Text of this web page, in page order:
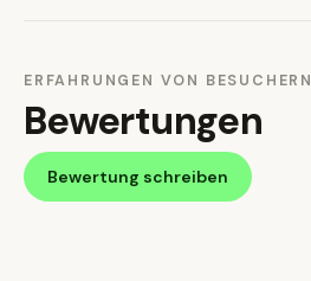
ERFAHRUNGEN VON BESUCHERN
Bewertungen
Bewertung schreiben